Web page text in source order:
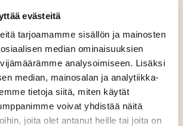
evästeitä
tarjoamamme sisällön ja mainosten
median ominaisuuksien
analysoimiseen. Lisäksi
median, mainosalan ja analytiikka-
tietoja siitä, miten käytät
voivat yhdistää näitä
joita olet antanut heille tai joita on